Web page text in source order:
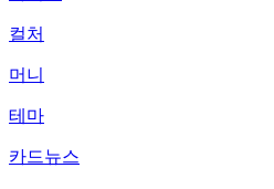
컬처
머니
테마
카드뉴스